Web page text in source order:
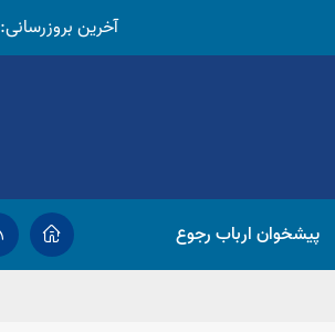
آخرین بروزرسانی:
پیشخوان ارباب رجوع